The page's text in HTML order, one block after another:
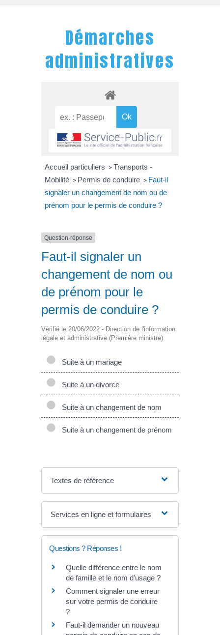
Démarches
administratives
Accueil particuliers > Transports -
Mobilité > Permis de conduire > Faut-il
signaler un changement de nom ou de
prénom pour le permis de conduire ?
Question-réponse
Faut-il signaler un
changement de nom ou
de prénom pour le
permis de conduire ?
Vérifié le 20/06/2022 - Direction de l'information
légale et administrative (Première ministre)
Suite à un mariage
Suite à un divorce
Suite à un changement de nom
Suite à un changement de prénom
Textes de référence
Services en ligne et formulaires
Questions ? Réponses !
Quelle différence entre le nom
de famille et le nom d'usage ?
Comment signaler une erreur
sur votre permis de conduire
?
Faut-il demander un nouveau